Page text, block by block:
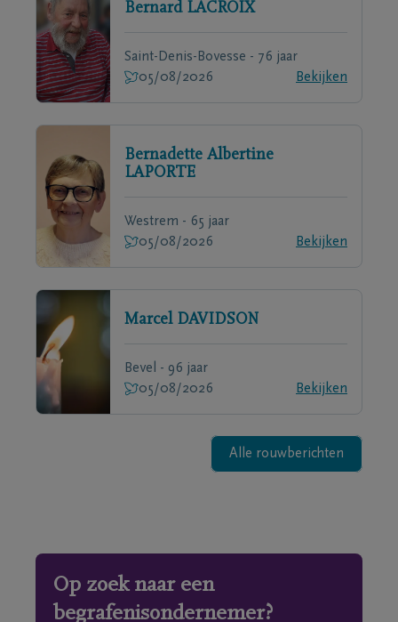
Bernard LACROIX
Saint-Denis-Bovesse - 76 jaar
05/08/2026
Bekijken
Bernadette Albertine
LAPORTE
Westrem - 65 jaar
05/08/2026
Bekijken
Marcel DAVIDSON
Bevel - 96 jaar
05/08/2026
Bekijken
Alle rouwberichten
Op zoek naar een
begrafenisondernemer?